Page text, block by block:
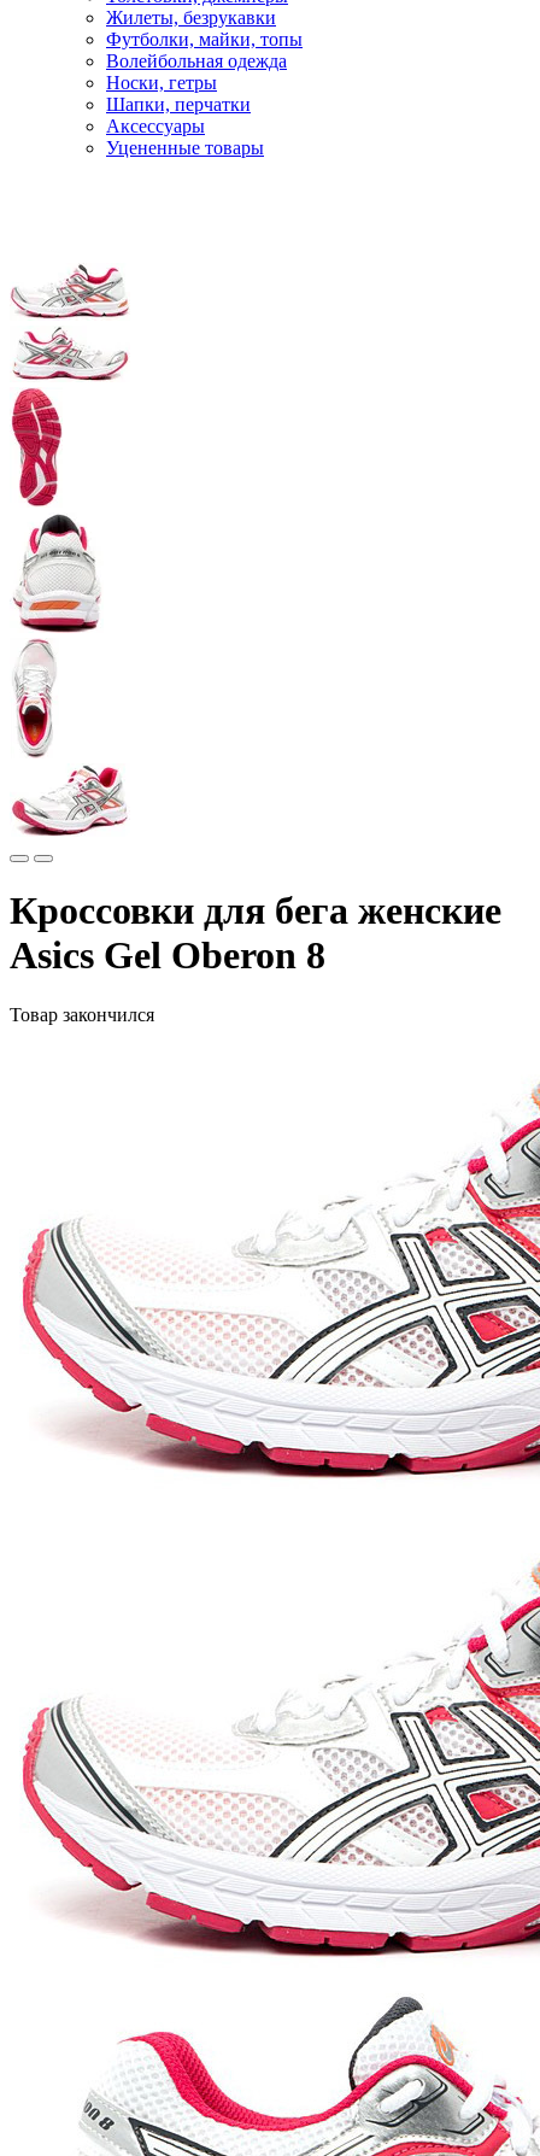
Жилеты, безрукавки
Футболки, майки, топы
Волейбольная одежда
Носки, гетры
Шапки, перчатки
Аксессуары
Уцененные товары
Кроссовки для бега женские
Asics Gel Oberon 8
Товар закончился